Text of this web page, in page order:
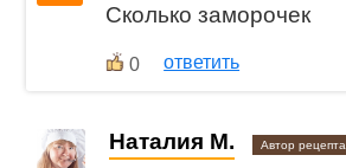
Сколько заморочек
0 ответить
Наталия М. Автор рецепта